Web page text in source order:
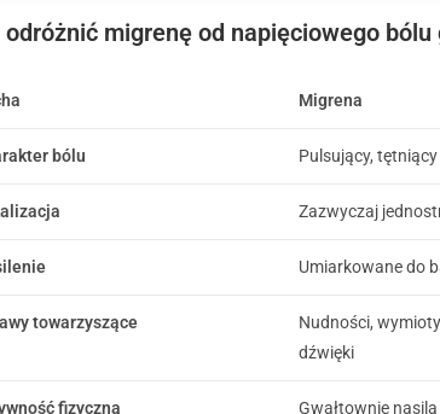
migrenę od napięciowego bólu
Migrena
bólu Pulsujący, tętniący
Zazwyczaj
Umiarkowane do
towarzyszące
Nudności,
dźwięki
fizyczna Gwałtownie nasila